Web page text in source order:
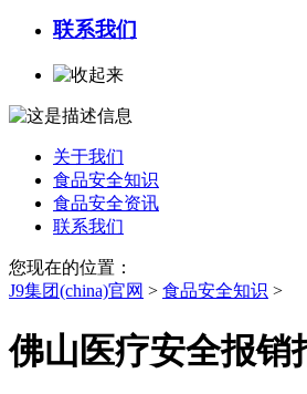
联系我们
关于我们
食品安全知识
食品安全资讯
联系我们
您现在的位置：
J9集团(china)官网 > 食品安全知识 >
佛山医疗安全报销